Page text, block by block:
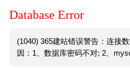
Database Error
(1040) 365建站错误警告：连接
因：1、数据库密码不对; 2、